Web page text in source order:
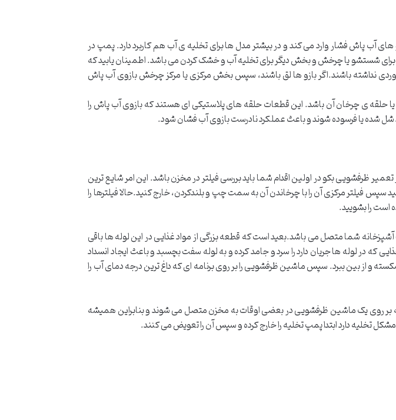
پاش فشار وارد می کند و در بیشتر مدل ها برای تخلیه ی آب هم کاربرد دارد. پمپ در
شستشو یا چرخش و بخش دیگر برای تخلیه آب و خشک کردن می باشد. اطمینان یابید که
نداشته باشند.اگر بازو ها لق باشند، سپس بخش مرکزی یا مرکز چرخش بازوی آب پاش
حلقه ی چرخان آن باشد. این قطعات حلقه های پلاستیکی ای هستند که بازوی آب پاش را
شل شده یا فرسوده شوند و باعث عملکرد نادرست بازوی آب فشان شود.
ظرفشویی بکو در اولین اقدام شما باید بررسی فیلتر در مخزن باشد. این امر شایع ترین
سپس فیلتر مرکزی آن را با چرخاندن آن به سمت چپ و بلندکردن، خارج کنید.حالا فیلترها را
است را بشویید.
شما متصل می باشد.بعید است که قطعه بزرگی از مواد غذایی در این لوله ها باقی
که در لوله ها جریان دارد را سرد و جامد کرده و به لوله سفت بچسبد و باعث ایجاد انسداد
و از بین ببرد. سپس ماشین ظرفشویی را بر روی برنامه ای که داغ ترین درجه دمای آب را
یک ماشین ظرفشویی در بعضی اوقات به مخزن متصل می شوند و بنابراین همیشه
تخلیه دارد ابتدا پمپ تخلیه را خارج کرده و سپس آن را تعویض می کنند.